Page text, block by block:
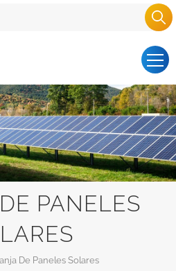
PANELES
De Paneles Solares